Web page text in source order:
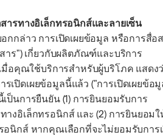
สารทางอิเล็กทรอนิกส์และลายเซ็น
อกกล่าว การเปิดเผยข้อมูล หรือการสื่อ
าร") เกี่ยวกับผลิตภัณฑ์และบริการ
มื่อคุณใช้บริการสำหรับผู้บริโภค แสดง
เปิดเผยข้อมูลนี้แล้ว ("การเปิดเผยข้อมู
เป็นการยืนยัน (1) การยินยอมรับการ
างอิเล็กทรอนิกส์ และ (2) การยินยอมใ
อนิกส์ หากคุณเลือกที่จะไม่ยอมรับการ